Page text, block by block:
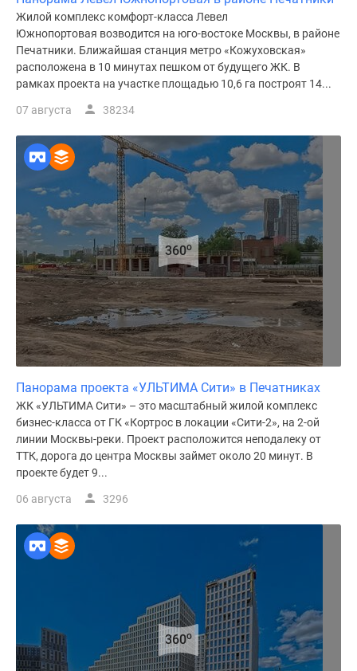
Жилой комплекс комфорт-класса Левел
Южнопортовая возводится на юго-востоке Москвы, в районе
Печатники. Ближайшая станция метро «Кожуховская»
расположена в 10 минутах пешком от будущего ЖК. В
рамках проекта на участке площадью 10,6 га построят 14...
07 августа 38234
360o
Панорама проекта «УЛЬТИМА Сити» в Печатниках
ЖК «УЛЬТИМА Сити» – это масштабный жилой комплекс
бизнес-класса от ГК «Кортрос в локации «Сити-2», на 2-ой
линии Москвы-реки. Проект расположится неподалеку от
ТТК, дорога до центра Москвы займет около 20 минут. В
проекте будет 9...
06 августа 3296
360o